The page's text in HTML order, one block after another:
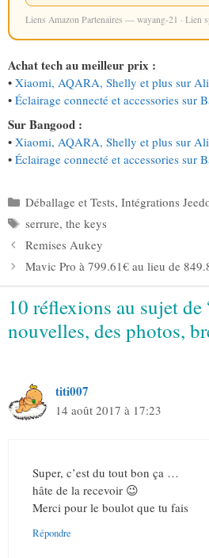
Liens Amazon Partenaires — wayang-21 · Lien
Achat tech au meilleur prix :
• Xiaomi, AQARA, Shelly et plus sur
• Éclairage connecté et accessories
Sur Bangood :
• Xiaomi, AQARA, Shelly et plus sur
• Éclairage connecté et accessories
Catégories
Déballage et Tests, Intégrations
Étiquettes
serrure, the keys
Remises Aukey
Mavic Pro à 799.61€ au lieu de
10 réflexions au sujet de
nouvelles, des photos,
titi007
14 août 2017 à 17:23
Super, c’est du tout bon ça …
hâte de la recevoir 😉
Merci pour le boulot que tu fais
Répondre